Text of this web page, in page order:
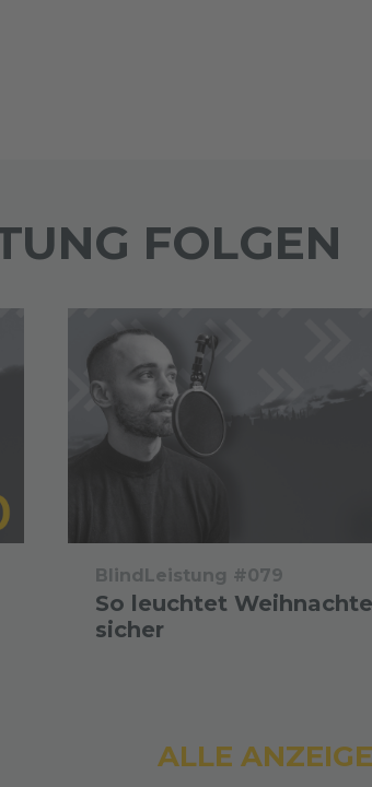
FOLGEN
BlindLeistung #079
So leuchtet
sicher
ALLE